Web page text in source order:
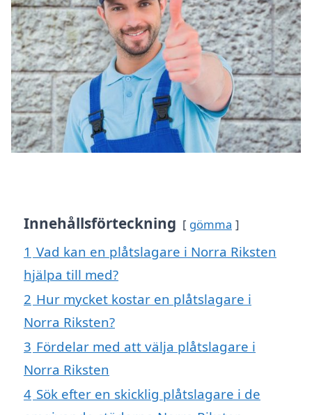
Innehållsförteckning gömma
1 Vad kan en plåtslagare i Norra Riksten
hjälpa till med?
2 Hur mycket kostar en plåtslagare i
Norra Riksten?
3 Fördelar med att välja plåtslagare i
Norra Riksten
4 Sök efter en skicklig plåtslagare i de